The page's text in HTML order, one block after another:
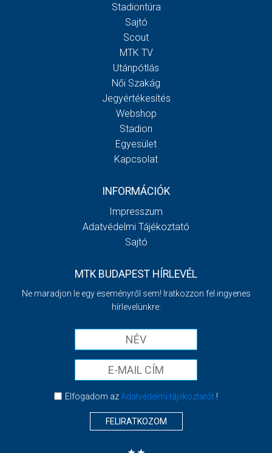
Stadiontúra
Sajtó
Scout
MTK TV
Utánpótlás
Női Szakág
Jegyértékesítés
Webshop
Stadion
Egyesület
Kapcsolat
INFORMÁCIÓK
Impresszum
Adatvédelmi Tájékoztató
Sajtó
MTK BUDAPEST HÍRLEVÉL
Ne maradjon le egy eseményről sem! Iratkozzon fel ingyenes
hírlevelünkre:
Elfogadom azAdatvédelmi tájékoztatót!
FELIRATKOZOM